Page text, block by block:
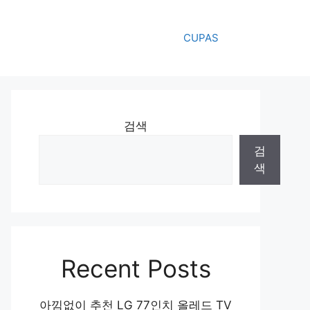
CUPAS
검색
검
색
Recent Posts
아낌없이 추천 LG 77인치 올레드 TV